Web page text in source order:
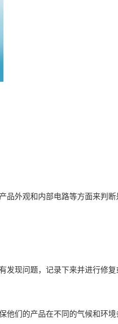
外观和内部电路等方面来判断
现问题，记录下来并进行修复
们的产品在不同的气候和环境